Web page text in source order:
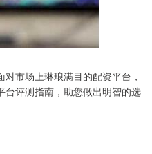
市场上琳琅满目的配资平台，
台评测指南，助您做出明智的选